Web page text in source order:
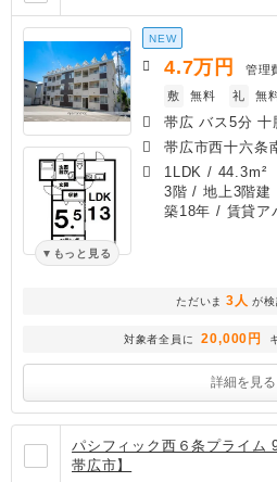
もっと見る
NEW
4.7万円 管理
敷
無料 礼 無
帯広 バス5分 十
帯広市西十六条
1LDK / 44.3m²
3階 / 地上3階建
築18年 / 賃貸ア
ただいま 3人 が検
対象者全員に 20,000円
詳細を見る
パシフィック西６条プライム
帯広市】